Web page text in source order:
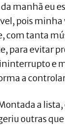
manhã eu
pois minha
com tanta
para evitar
e
a
a
outras